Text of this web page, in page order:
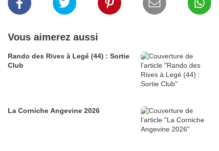
Vous aimerez aussi
Rando des Rives à Legé (44) : Sortie
Club
La Corniche Angevine 2026